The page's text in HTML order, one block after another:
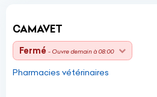
CAMAVET
Fermé - Ouvre demain à 08:00
Pharmacies vétérinaires